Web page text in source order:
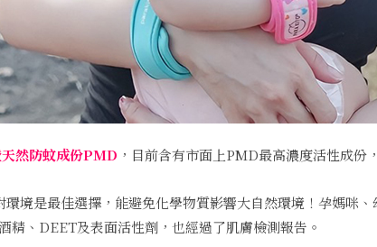
然防蚊成份PMD ，目前含有市面上PMD最高濃度活性成份
境是最佳選擇，能避免化學物質影響大自然環境！孕媽咪
精、DEET及表面活性劑，也經過了肌膚檢測報告。